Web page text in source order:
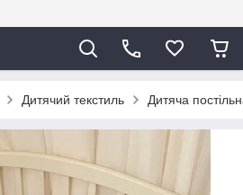
Дитячий текстиль Дитяча